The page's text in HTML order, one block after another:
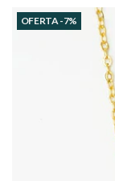
OFERTA -7%